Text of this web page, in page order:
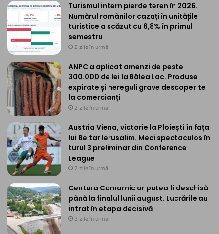
Turismul intern pierde teren în 2026.
Numărul românilor cazați în unitățile
turistice a scăzut cu 6,8% în primul
semestru
2 zile în urmă
ANPC a aplicat amenzi de peste
300.000 de lei la Bâlea Lac. Produse
expirate și nereguli grave descoperite
la comercianți
2 zile în urmă
Austria Viena, victorie la Ploiești în fața
lui Beitar Ierusalim. Meci spectaculos în
turul 3 preliminar din Conference
League
2 zile în urmă
Centura Comarnic ar putea fi deschisă
până la finalul lunii august. Lucrările au
intrat în etapa decisivă
3 zile în urmă